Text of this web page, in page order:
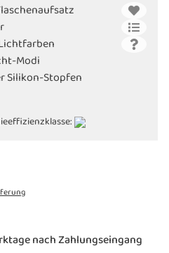
Modi
Silikon-Stopfen
nach Zahlungseingang